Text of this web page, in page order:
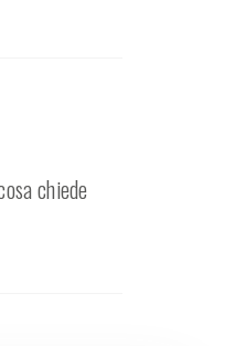
chiede